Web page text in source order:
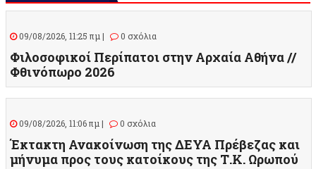
09/08/2026, 11:25 πμ | 0 σχόλια
Φιλοσοφικοί Περίπατοι στην Αρχαία Αθήνα //
Φθινόπωρο 2026
09/08/2026, 11:06 πμ | 0 σχόλια
Έκτακτη Ανακοίνωση της ΔΕΥΑ Πρέβεζας και
μήνυμα προς τους κατοίκους της Τ.Κ. Ωρωπού